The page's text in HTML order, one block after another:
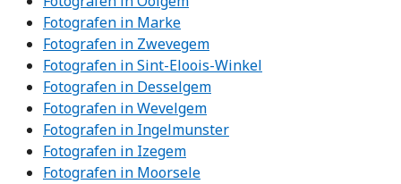
Fotografen in Marke
Fotografen in Zwevegem
Fotografen in Sint-Eloois-Winkel
Fotografen in Desselgem
Fotografen in Wevelgem
Fotografen in Ingelmunster
Fotografen in Izegem
Fotografen in Moorsele